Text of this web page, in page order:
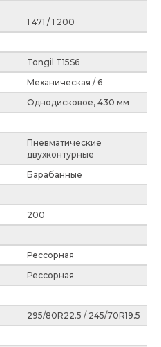
1 471 / 1 200
Tongil T15S6
Механическая / 6
Однодисковое, 430 мм
Пневматические
двухконтурные
Барабанные
200
Рессорная
Рессорная
295/80R22.5 / 245/70R19.5